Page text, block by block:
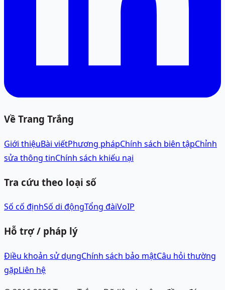
Về Trang Trắng
Giới thiệuBài viếtPhương phápChính sách biên tậpChỉnh
sửa thông tinChính sách khiếu nại
Tra cứu theo loại số
Số cố địnhSố di độngTổng đàiVoIP
Hỗ trợ / pháp lý
Điều khoản sử dụngChính sách bảo mậtCâu hỏi thường
gặpLiên hệ